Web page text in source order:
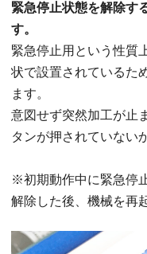
緊急停止状態を解除す
す。
緊急停止用という性質
状で設置されているた
ます。
意図せず突然加工が止
タンが押されていない
※初期動作中に緊急停
解除した後、機械を再